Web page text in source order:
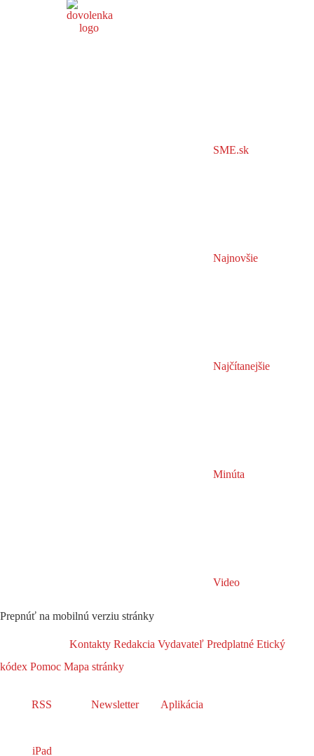
SME.sk
Najnovšie
Najčítanejšie
Minúta
Video
Prepnúť na mobilnú verziu stránky
Kontakty Redakcia Vydavateľ Predplatné Etický
kódex Pomoc Mapa stránky
RSS Newsletter Aplikácia
iPad